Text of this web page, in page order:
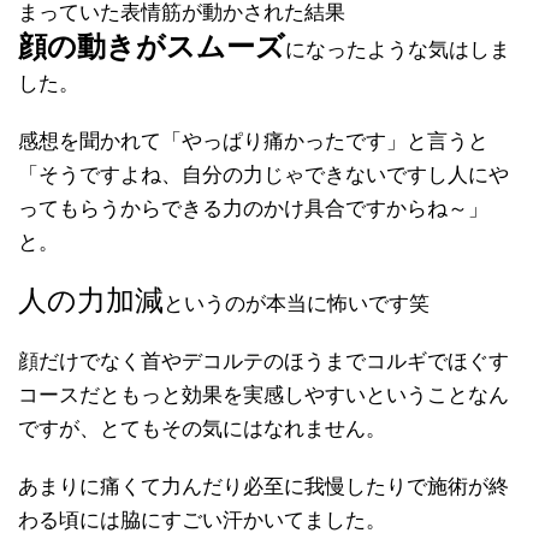
まっていた表情筋が動かされた結果
顔の動きがスムーズになったような気はしま
した。
感想を聞かれて「やっぱり痛かったです」と言うと
「そうですよね、自分の力じゃできないですし人にや
ってもらうからできる力のかけ具合ですからね～」
と。
人の力加減 というのが本当に怖いです笑
顔だけでなく首やデコルテのほうまでコルギでほぐす
コースだともっと効果を実感しやすいということなん
ですが、とてもその気にはなれません。
あまりに痛くて力んだり必至に我慢したりで施術が終
わる頃には脇にすごい汗かいてました。